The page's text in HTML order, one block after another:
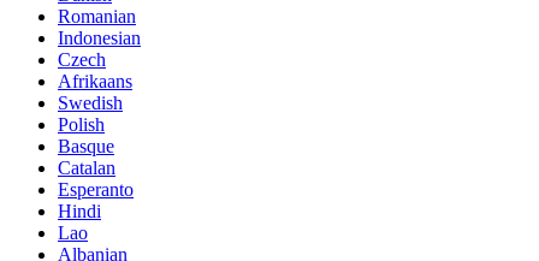
Romanian
Indonesian
Czech
Afrikaans
Swedish
Polish
Basque
Catalan
Esperanto
Hindi
Lao
Albanian